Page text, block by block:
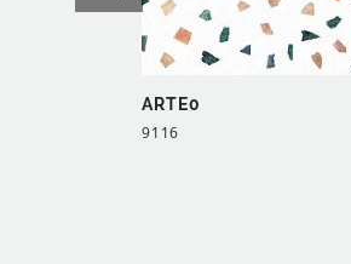
ARTE0
9116